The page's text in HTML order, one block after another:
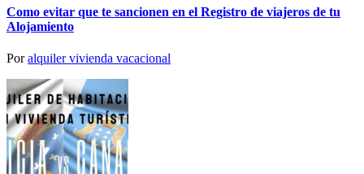
Como evitar que te sancionen en el Registro de viajeros de tu
Alojamiento
Poralquiler vivienda vacacional